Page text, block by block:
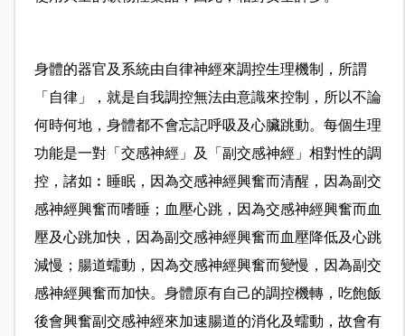
身體的器官及系統由自律神經來調控生理機制，所謂
「自律」，就是自我調控無法由意識來控制，所以不論
何時何地，身體都不會忘記呼吸及心臟跳動。每個生理
功能是一對「交感神經」及「副交感神經」相對性的調
控，諸如︰睡眠，因為交感神經興奮而清醒，因為副交
感神經興奮而嗜睡；血壓心跳，因為交感神經興奮而血
壓及心跳加快，因為副交感神經興奮而血壓降低及心跳
減慢；腸道蠕動，因為交感神經興奮而變慢，因為副交
感神經興奮而加快。身體原有自己的調控機轉，吃飽飯
後會興奮副交感神經來加速腸道的消化及蠕動，故會有